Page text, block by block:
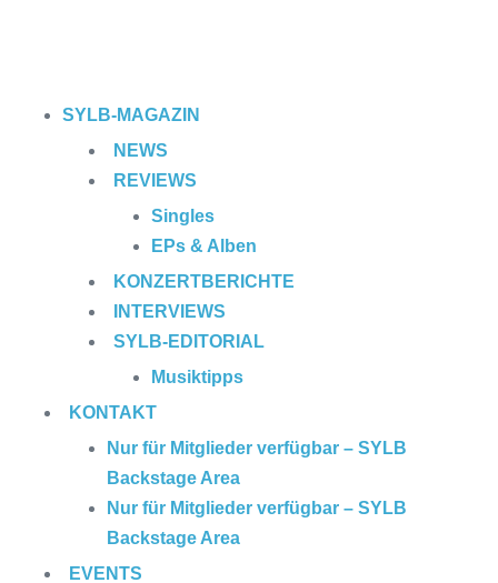
SYLB-MAGAZIN
NEWS
REVIEWS
Singles
EPs & Alben
KONZERTBERICHTE
INTERVIEWS
SYLB-EDITORIAL
Musiktipps
KONTAKT
Nur für Mitglieder verfügbar – SYLB
Backstage Area
Nur für Mitglieder verfügbar – SYLB
Backstage Area
EVENTS